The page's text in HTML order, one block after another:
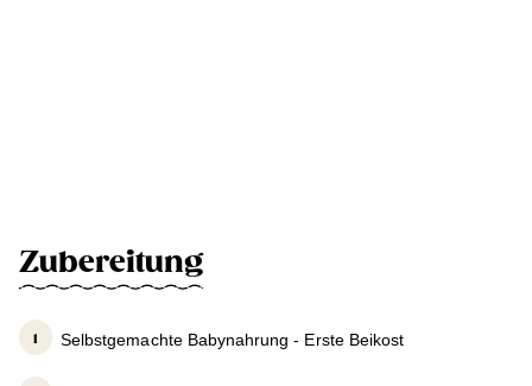
Zubereitung
Selbstgemachte Babynahrung - Erste Beikost